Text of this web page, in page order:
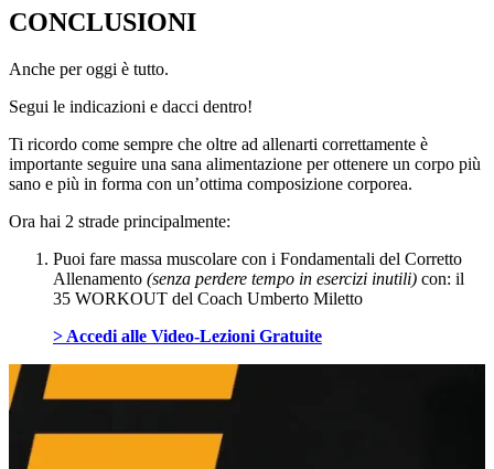
CONCLUSIONI
Anche per oggi è tutto.
Segui le indicazioni e dacci dentro!
Ti ricordo come sempre che oltre ad allenarti correttamente è
importante seguire una sana alimentazione per ottenere un corpo più
sano e più in forma con un’ottima composizione corporea.
Ora hai 2 strade principalmente:
Puoi fare massa muscolare con i Fondamentali del Corretto
Allenamento (senza perdere tempo in esercizi inutili) con: il
35 WORKOUT del Coach Umberto Miletto
> Accedi alle Video-Lezioni Gratuite